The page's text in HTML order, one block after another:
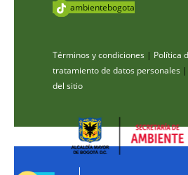
ambientebogota
Términos y condiciones | Política
tratamiento de datos personales |
del sitio